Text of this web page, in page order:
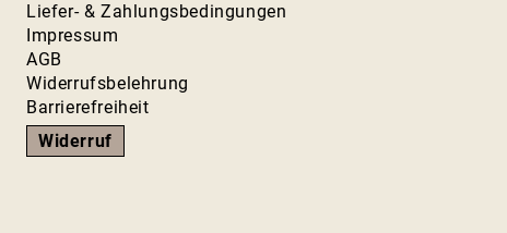
Liefer- & Zahlungsbedingungen
Impressum
AGB
Widerrufsbelehrung
Barrierefreiheit
Widerruf